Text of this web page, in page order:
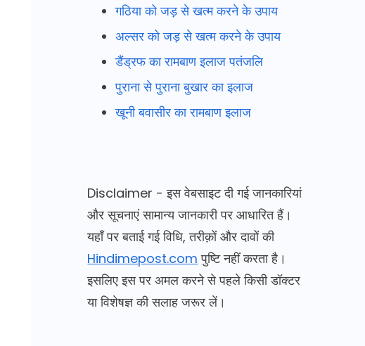
गठिया को जड़ से खत्म करने के उपाय
अल्सर को जड़ से खत्म करने के उपाय
डैंड्रफ का रामबाण इलाज पतंजलि
पुराना से पुराना बुखार का इलाज
खूनी बवासीर का रामबाण इलाज
Disclaimer - इस वेबसाइट दी गई जानकारियां
और सूचनाएं सामान्य जानकारी पर आधारित हैं।
यहाँ पर बताई गई विधि, तरीक़ों और दावों की
Hindimepost.com पुष्टि नहीं करता है।
इसलिए इस पर अमल करने से पहले किसी डॉक्टर
या विशेषज्ञ की सलाह जरूर लें।